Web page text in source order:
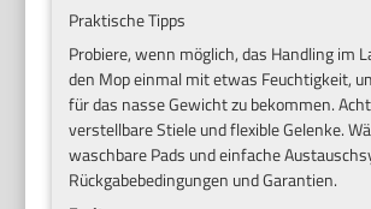
Praktische Tipps
Probiere, wenn möglich, das Handling im
den Mop einmal mit etwas Feuchtigkeit,
für das nasse Gewicht zu bekommen.
verstellbare Stiele und flexible Gelenke.
waschbare Pads und einfache
Rückgabebedingungen und Garantien.